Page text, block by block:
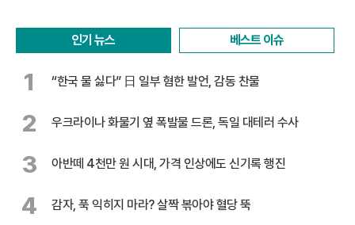
인기 뉴스 베스트 이슈
1 “한국 물 싫다” 日 일부 혐한 발언, 감동 찬물
2 우크라이나 화물기 옆 폭발물 드론, 독일 대테러 수사
3 아반떼 4천만 원 시대, 가격 인상에도 신기록 행진
4 감자, 푹 익히지 마라? 살짝 볶아야 혈당 뚝